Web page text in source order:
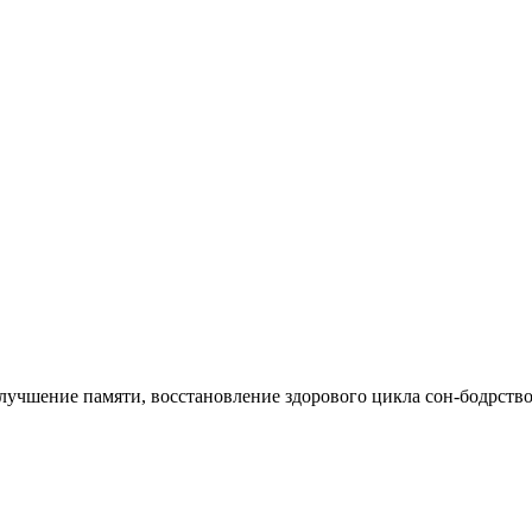
памяти, восстановление здорового цикла сон-